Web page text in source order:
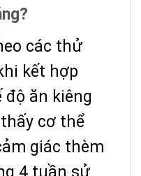
các thử
kết hợp
độ ăn kiêng
cơ thể
giác thèm